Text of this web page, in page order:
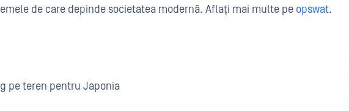
de care depinde societatea modernă. Aflați mai multe pe opswat.
pe teren pentru Japonia